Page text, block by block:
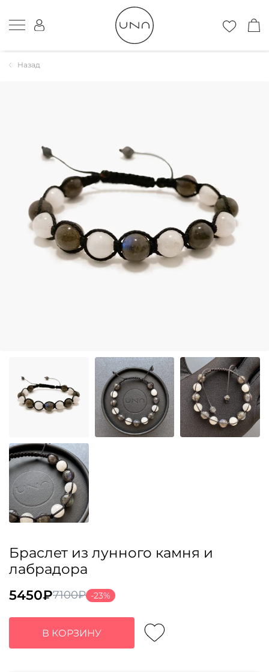
Назад
Браслет из лунного камня и
лабрадора
7100₽
Первоначальная
цена
составляла
7100₽.
5450₽
Текущая
цена:
5450₽.
-23%
В КОРЗИНУ